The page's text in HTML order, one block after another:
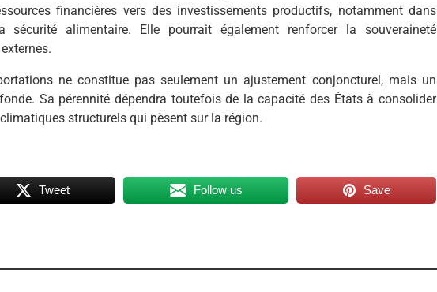
financières vers des investissements productifs, notamment dans
sécurité alimentaire. Elle pourrait également renforcer la souveraineté
ne constitue pas seulement un ajustement conjoncturel, mais un
Sa pérennité dépendra toutefois de la capacité des États à consolider
structurels qui pèsent sur la région.
Tweet Follow us Save